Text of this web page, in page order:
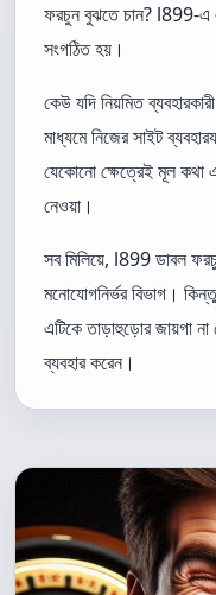
ফরচুন বুঝতে চান? l899-এ
সংগঠিত হয়।
কেউ যদি নিয়মিত
মাধ্যমে নিজের সাইট
যেকোনো ক্ষেত্রেই মূল কথা
নেওয়া।
সব মিলিয়ে, l899 ডাবল
মনোযোগনির্ভর বিভাগ।
এটিকে তাড়াহুড়োর জায়গা না
ব্যবহার করেন।